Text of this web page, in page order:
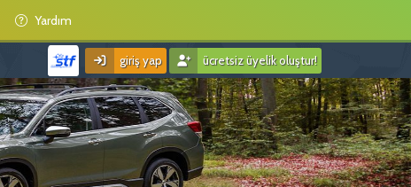
Yardım
giriş yap ücretsiz üyelik oluştur!